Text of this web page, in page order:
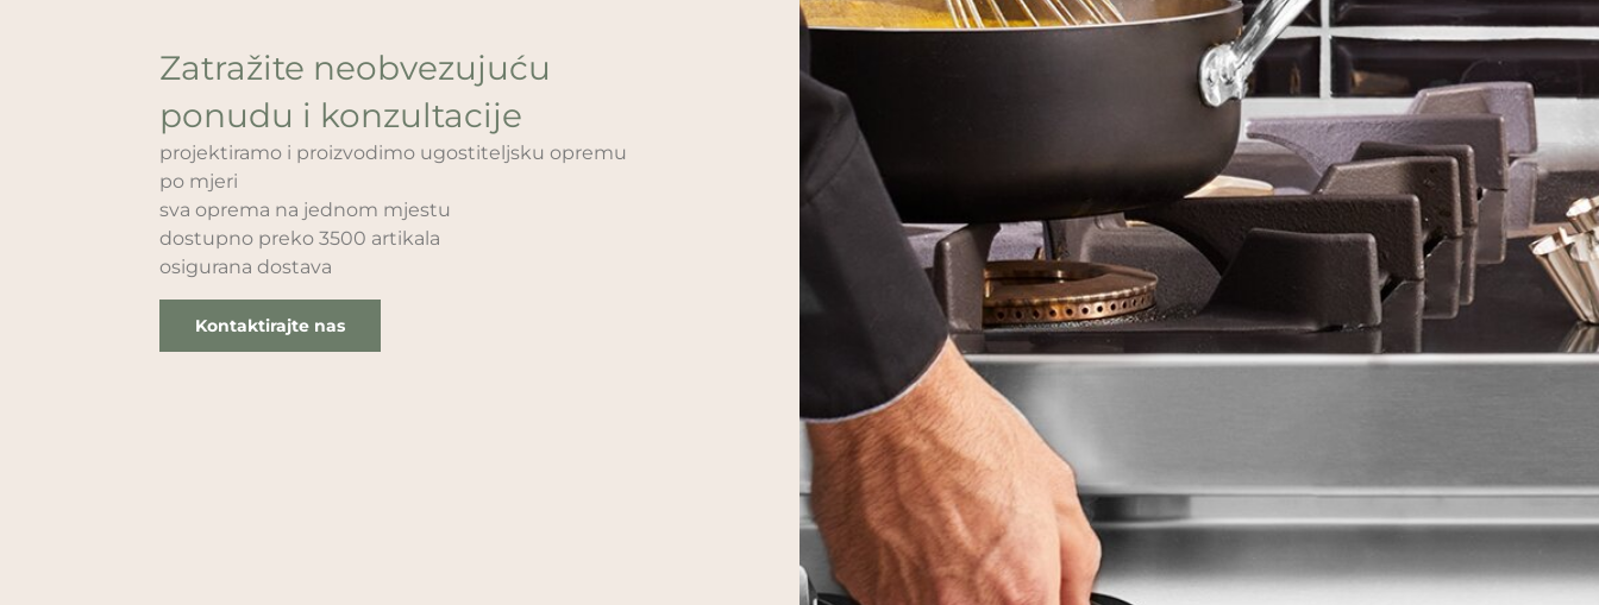
Zatražite neobvezujuću
ponudu i konzultacije
projektiramo i proizvodimo ugostiteljsku opremu
po mjeri
sva oprema na jednom mjestu
dostupno preko 3500 artikala
osigurana dostava
Kontaktirajte nas